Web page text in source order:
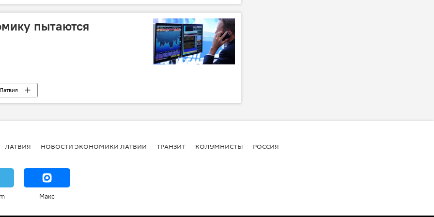
голосование
русофобия
пытаются
Латвия
ЛАТВИЯ НОВОСТИ ЭКОНОМИКИ ЛАТВИИ ТРАНЗИТ КОЛУМНИСТЫ РОССИЯ
Макс